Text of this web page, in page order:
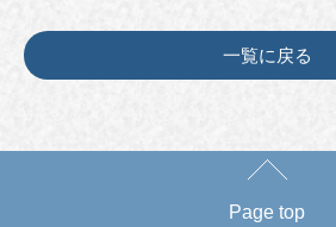
一覧に戻る
Page top